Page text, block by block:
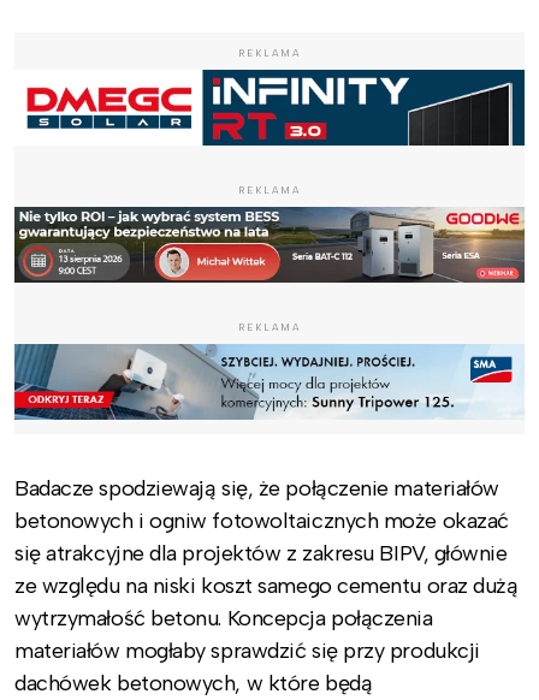
REKLAMA
REKLAMA
REKLAMA
Badacze spodziewają się, że połączenie materiałów
betonowych i ogniw fotowoltaicznych może okazać
się atrakcyjne dla projektów z zakresu BIPV, głównie
ze względu na niski koszt samego cementu oraz dużą
wytrzymałość betonu. Koncepcja połączenia
materiałów mogłaby sprawdzić się przy produkcji
dachówek betonowych, w które będą